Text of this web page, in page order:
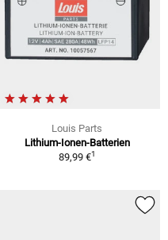
Louis Parts
Lithium-Ionen-Batterien
89,99 €1